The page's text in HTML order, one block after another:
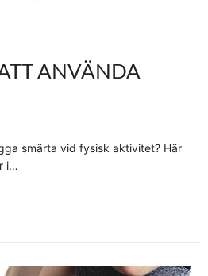
ANVÄNDA
smärta vid fysisk aktivitet? Här
i…